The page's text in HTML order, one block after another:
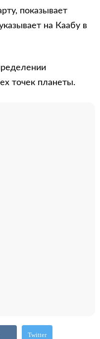
показывает
на Каабу в
точек планеты.
Twitter